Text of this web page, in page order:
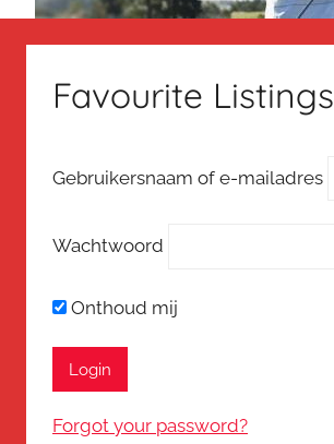
Favourite Listings
Gebruikersnaam of e-mailadres
Wachtwoord
Onthoud mij
Forgot your password?